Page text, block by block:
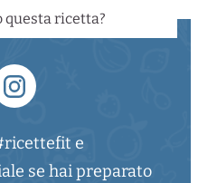
questa ricetta?
e
se hai preparato